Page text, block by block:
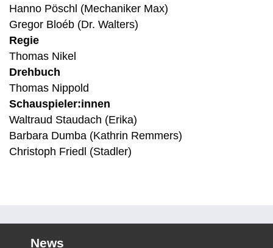
Hanno Pöschl (Mechaniker Max)
Gregor Bloéb (Dr. Walters)
Regie
Thomas Nikel
Drehbuch
Thomas Nippold
Schauspieler:innen
Waltraud Staudach (Erika)
Barbara Dumba (Kathrin Remmers)
Christoph Friedl (Stadler)
News